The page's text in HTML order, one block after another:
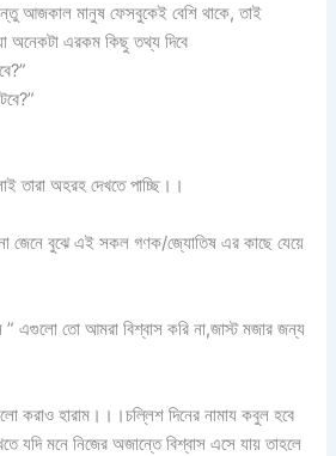
আজকাল মানুষ ফেসবুকেই বেশি থাকে, তাই
অনেকটা এরকম কিছু তথ্য দিবে
তারা অহরহ দেখতে পাচ্ছি।।
জেনে বুঝে এই সকল গণক/জ্যোতিষ এর কাছে যেয়ে
এগুলো তো আমরা বিশ্বাস করি না,জাস্ট মজার জন্য
করাও হারাম।।।চল্লিশ দিনের নামায কবুল হবে
মনে নিজের অজান্তে বিশ্বাস এসে যায় তাহলে